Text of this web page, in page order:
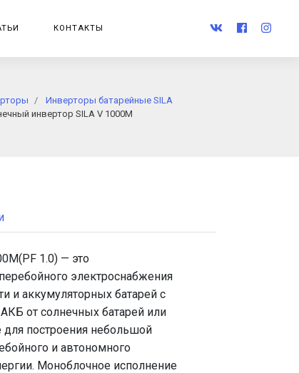
КОНТАКТЫ
Инверторы батарейные SILA
инвертор SILA V 1000M
1.0) — это
электроснабжения
и аккумуляторных батарей с
от солнечных батарей или
построения небольшой
и автономного
Моноблочное исполнение